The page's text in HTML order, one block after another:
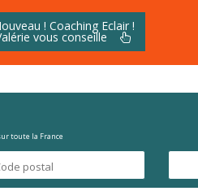
! Coaching Eclair !
vous conseille
toute la France